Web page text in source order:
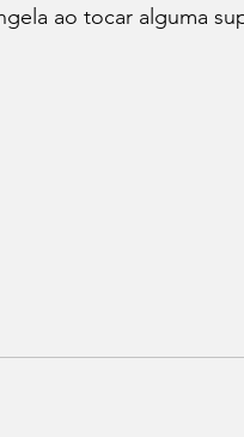
ao tocar alguma